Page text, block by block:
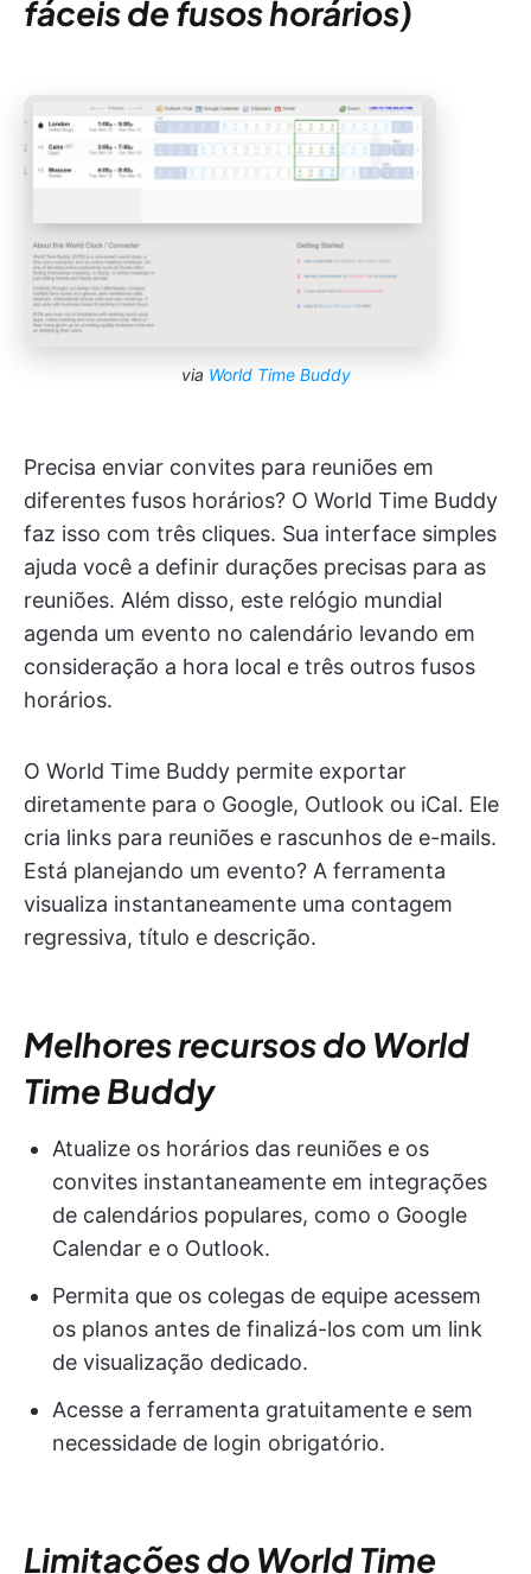
fáceis de fusos horários)
via World Time Buddy
Precisa enviar convites para reuniões em
diferentes fusos horários? O World Time Buddy
faz isso com três cliques. Sua interface simples
ajuda você a definir durações precisas para as
reuniões. Além disso, este relógio mundial
agenda um evento no calendário levando em
consideração a hora local e três outros fusos
horários.
O World Time Buddy permite exportar
diretamente para o Google, Outlook ou iCal. Ele
cria links para reuniões e rascunhos de e-mails.
Está planejando um evento? A ferramenta
visualiza instantaneamente uma contagem
regressiva, título e descrição.
Melhores recursos do World
Time Buddy
Atualize os horários das reuniões e os
convites instantaneamente em integrações
de calendários populares, como o Google
Calendar e o Outlook.
Permita que os colegas de equipe acessem
os planos antes de finalizá-los com um link
de visualização dedicado.
Acesse a ferramenta gratuitamente e sem
necessidade de login obrigatório.
Limitações do World Time